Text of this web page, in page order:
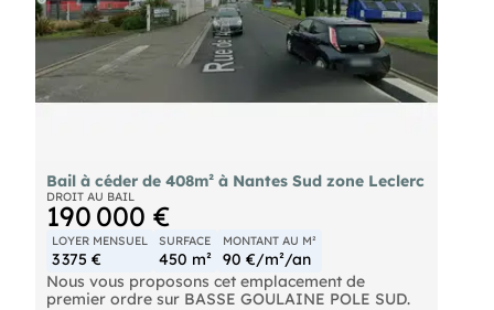
Bail à céder de 408m² à Nantes Sud zone Leclerc
DROIT AU BAIL
190 000 €
LOYER MENSUEL
3 375 €
SURFACE
450 m²
MONTANT AU M²
90 €/m²/an
Nous vous proposons cet emplacement de
premier ordre sur BASSE GOULAINE POLE SUD.